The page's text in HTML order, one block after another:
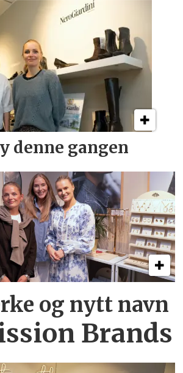
denne gangen
og nytt navn
Brands